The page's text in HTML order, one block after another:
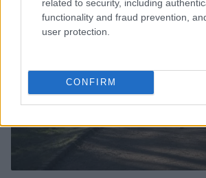
related to security, including
functionality and fraud prevention,
user protection.
CONFIRM